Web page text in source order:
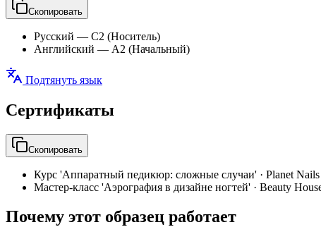
Скопировать
Русский — C2 (Носитель)
Английский — A2 (Начальный)
Подтянуть язык
Сертификаты
Скопировать
Курс 'Аппаратный педикюр: сложные случаи' · Planet
Мастер-класс 'Аэрография в дизайне ногтей' · Beauty
Почему этот образец работает